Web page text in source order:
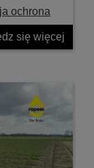
ochrona
się więcej